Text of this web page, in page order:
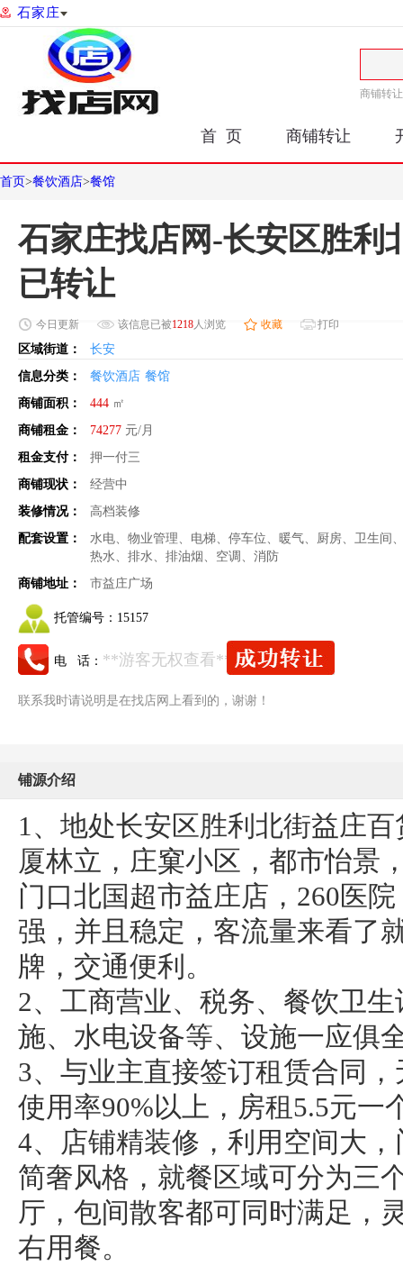
石家庄
商铺转让
首 页 商铺转让
首页>餐饮酒店>餐馆
石家庄找店网-长安区胜利
已转让
今日 更新 该信息已被1218人浏览 收藏 打印
区域街道：
长安
信息分类：
餐饮酒店 餐馆
商铺面积：
444 ㎡
商铺租金：
74277 元/月
租金支付：
押一付三
商铺现状：
经营中
装修情况：
高档装修
配套设置：
水电、物业管理、电梯、停车位、暖气、厨房、卫生间
热水、排水、排油烟、空调、消防
商铺地址：
市益庄广场
托管编号： 15157
电 话： **游客无权查看**
联系我时请说明是在找店网上看到的，谢谢！
铺源介绍
1、地处长安区胜利北街益庄
厦林立，庄窠小区，都市怡景
门口北国超市益庄店，260医
强，并且稳定，客流量来看了
牌，交通便利。
2、工商营业、税务、餐饮卫
施、水电设备等、设施一应俱
3、与业主直接签订租赁合同
使用率90%以上，房租5.5元一
4、店铺精装修，利用空间大
简奢风格，就餐区域可分为三
厅，包间散客都可同时满足，
右用餐。